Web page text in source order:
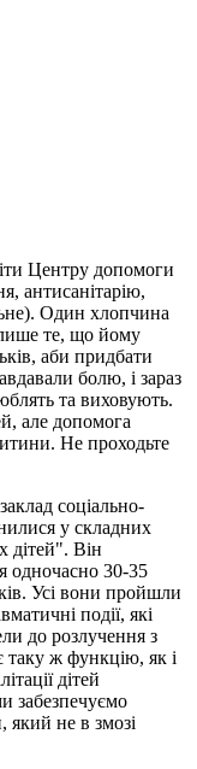
Центру допомоги
антисанітарію,
Один хлопчина
лише те, що йому
аби придбати
болю, і зараз
та виховують.
але допомога
Не проходьте
соціально-
у складних
дітей". Він
одночасно 30-35
Усі вони пройшли
події, які
до розлучення з
ж функцію, як і
дітей
забезпечуємо
який не в змозі